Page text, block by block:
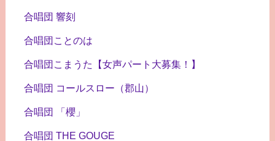
合唱団 響刻
合唱団ことのは
合唱団こまうた【女声パート大募集！】
合唱団 コールスロー（郡山）
合唱団 「櫻」
合唱団 THE GOUGE